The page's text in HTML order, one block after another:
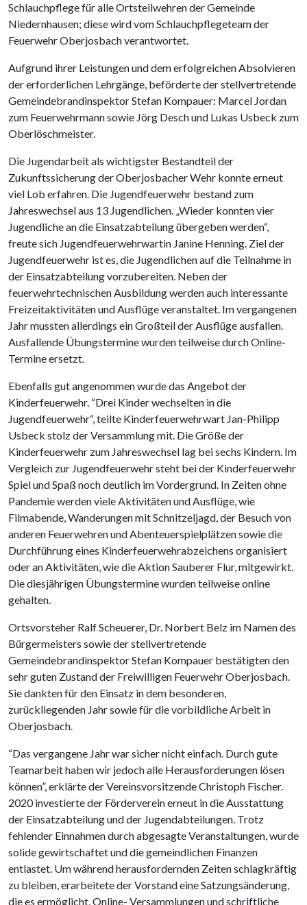
Schlauchpflege für alle Ortsteilwehren der Gemeinde
Niedernhausen; diese wird vom Schlauchpflegeteam der
Feuerwehr Oberjosbach verantwortet.
Aufgrund ihrer Leistungen und dem erfolgreichen Absolvieren
der erforderlichen Lehrgänge, beförderte der stellvertretende
Gemeindebrandinspektor Stefan Kompauer: Marcel Jordan
zum Feuerwehrmann sowie Jörg Desch und Lukas Usbeck zum
Oberlöschmeister.
Die Jugendarbeit als wichtigster Bestandteil der
Zukunftssicherung der Oberjosbacher Wehr konnte erneut
viel Lob erfahren. Die Jugendfeuerwehr bestand zum
Jahreswechsel aus 13 Jugendlichen. „Wieder konnten vier
Jugendliche an die Einsatzabteilung übergeben werden“,
freute sich Jugendfeuerwehrwartin Janine Henning. Ziel der
Jugendfeuerwehr ist es, die Jugendlichen auf die Teilnahme in
der Einsatzabteilung vorzubereiten. Neben der
feuerwehrtechnischen Ausbildung werden auch interessante
Freizeitaktivitäten und Ausflüge veranstaltet. Im vergangenen
Jahr mussten allerdings ein Großteil der Ausflüge ausfallen.
Ausfallende Übungstermine wurden teilweise durch Online-
Termine ersetzt.
Ebenfalls gut angenommen wurde das Angebot der
Kinderfeuerwehr. “Drei Kinder wechselten in die
Jugendfeuerwehr“, teilte Kinderfeuerwehrwart Jan-Philipp
Usbeck stolz der Versammlung mit. Die Größe der
Kinderfeuerwehr zum Jahreswechsel lag bei sechs Kindern. Im
Vergleich zur Jugendfeuerwehr steht bei der Kinderfeuerwehr
Spiel und Spaß noch deutlich im Vordergrund. In Zeiten ohne
Pandemie werden viele Aktivitäten und Ausflüge, wie
Filmabende, Wanderungen mit Schnitzeljagd, der Besuch von
anderen Feuerwehren und Abenteuerspielplätzen sowie die
Durchführung eines Kinderfeuerwehrabzeichens organisiert
oder an Aktivitäten, wie die Aktion Sauberer Flur, mitgewirkt.
Die diesjährigen Übungstermine wurden teilweise online
gehalten.
Ortsvorsteher Ralf Scheuerer, Dr. Norbert Belz im Namen des
Bürgermeisters sowie der stellvertretende
Gemeindebrandinspektor Stefan Kompauer bestätigten den
sehr guten Zustand der Freiwilligen Feuerwehr Oberjosbach.
Sie dankten für den Einsatz in dem besonderen,
zurückliegenden Jahr sowie für die vorbildliche Arbeit in
Oberjosbach.
“Das vergangene Jahr war sicher nicht einfach. Durch gute
Teamarbeit haben wir jedoch alle Herausforderungen lösen
können”, erklärte der Vereinsvorsitzende Christoph Fischer.
2020 investierte der Förderverein erneut in die Ausstattung
der Einsatzabteilung und der Jugendabteilungen. Trotz
fehlender Einnahmen durch abgesagte Veranstaltungen, wurde
solide gewirtschaftet und die gemeindlichen Finanzen
entlastet. Um während herausfordernden Zeiten schlagkräftig
zu bleiben, erarbeitete der Vorstand eine Satzungsänderung,
die es ermöglicht, Online- Versammlungen und schriftliche